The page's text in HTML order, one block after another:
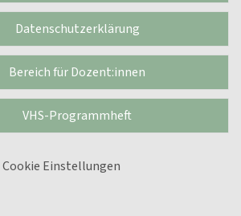
Datenschutzerklärung
Bereich für Dozent:innen
VHS-Programmheft
Cookie Einstellungen